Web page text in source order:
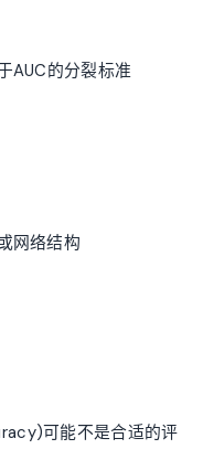
AUC的分裂标准
网络结构
可能不是合适的评